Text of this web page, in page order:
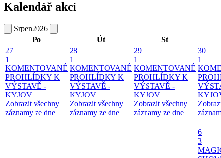
Kalendář akcí
Srpen2026
Po
Út
St
27
1
KOMENTOVANÉ
PROHLÍDKY K
VÝSTAVĚ -
KYJOV
Zobrazit všechny
záznamy ze dne
28
1
KOMENTOVANÉ
PROHLÍDKY K
VÝSTAVĚ -
KYJOV
Zobrazit všechny
záznamy ze dne
29
1
KOMENTOVANÉ
PROHLÍDKY K
VÝSTAVĚ -
KYJOV
Zobrazit všechny
záznamy ze dne
30
1
6
3